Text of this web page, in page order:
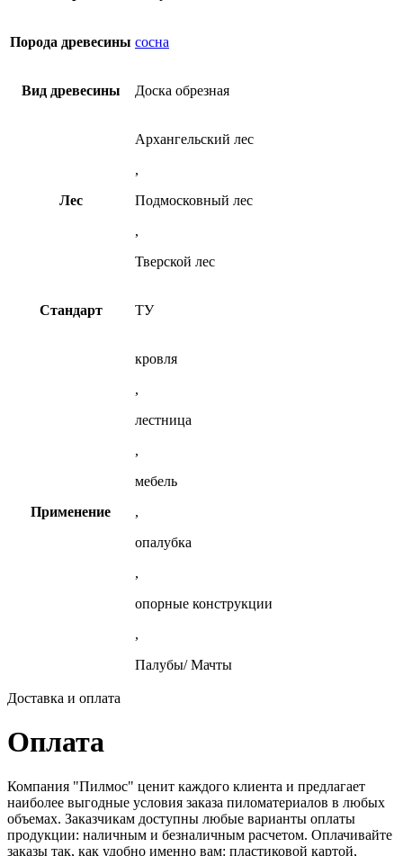
Порода древесины сосна
Вид древесины Доска обрезная
Лес
Архангельский лес
,
Подмосковный лес
,
Тверской лес
Стандарт ТУ
Применение
кровля
,
лестница
,
мебель
,
опалубка
,
опорные конструкции
,
Палубы/ Мачты
Доставка и оплата
Оплата
Компания "Пилмос" ценит каждого клиента и предлагает
наиболее выгодные условия заказа пиломатериалов в любых
объемах. Заказчикам доступны любые варианты оплаты
продукции: наличным и безналичным расчетом. Оплачивайте
заказы так, как удобно именно вам: пластиковой картой,